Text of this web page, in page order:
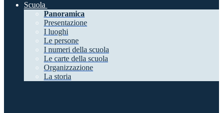
Scuola
Panoramica
Presentazione
I luoghi
Le persone
I numeri della scuola
Le carte della scuola
Organizzazione
La storia